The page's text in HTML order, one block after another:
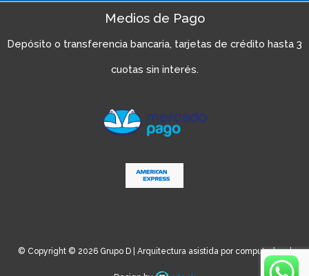
Medios de Pago
Depósito o transferencia bancaria, tarjetas de crédito hasta 3
cuotas sin interés.
© Copyright © 2026 Grupo D | Arquitectura asistida por computadora |